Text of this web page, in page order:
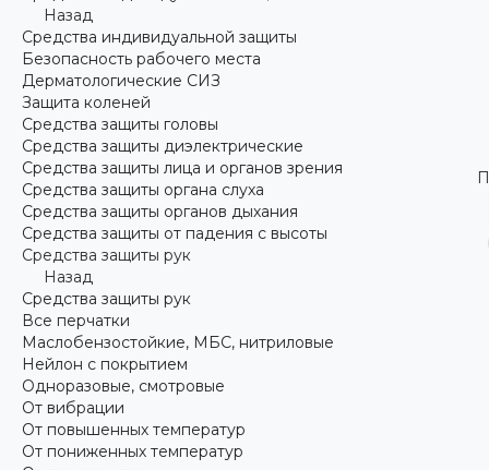
Назад
Средства индивидуальной защиты
Безопасность рабочего места
Дерматологические СИЗ
Защита коленей
Средства защиты головы
Средства защиты диэлектрические
Средства защиты лица и органов зрения
Средства защиты органа слуха
Средства защиты органов дыхания
Средства защиты от падения с высоты
Средства защиты рук
Назад
Средства защиты рук
Все перчатки
Маслобензостойкие, МБС, нитриловые
Нейлон с покрытием
Одноразовые, смотровые
От вибрации
От повышенных температур
От пониженных температур